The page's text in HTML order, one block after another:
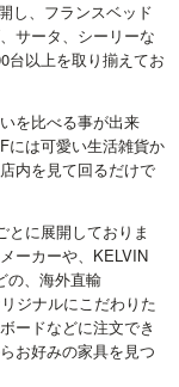
し、フランスベッド
サータ、シーリーな
台以上を取り揃えてお
を比べる事が出来
には可愛い生活雑貨か
内を見て回るだけで
とに展開しておりま
ーカーや、KELVIN
の、海外直輸
ジナルにこだわりた
ードなどに注文でき
お好みの家具を見つ